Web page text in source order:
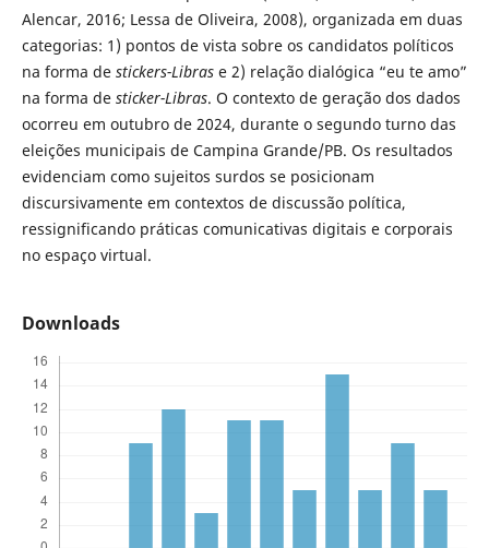
Alencar, 2016; Lessa de Oliveira, 2008), organizada em duas
categorias: 1) pontos de vista sobre os candidatos políticos
na forma de stickers-Libras e 2) relação dialógica “eu te amo”
na forma de sticker-Libras. O contexto de geração dos dados
ocorreu em outubro de 2024, durante o segundo turno das
eleições municipais de Campina Grande/PB. Os resultados
evidenciam como sujeitos surdos se posicionam
discursivamente em contextos de discussão política,
ressignificando práticas comunicativas digitais e corporais
no espaço virtual.
Downloads